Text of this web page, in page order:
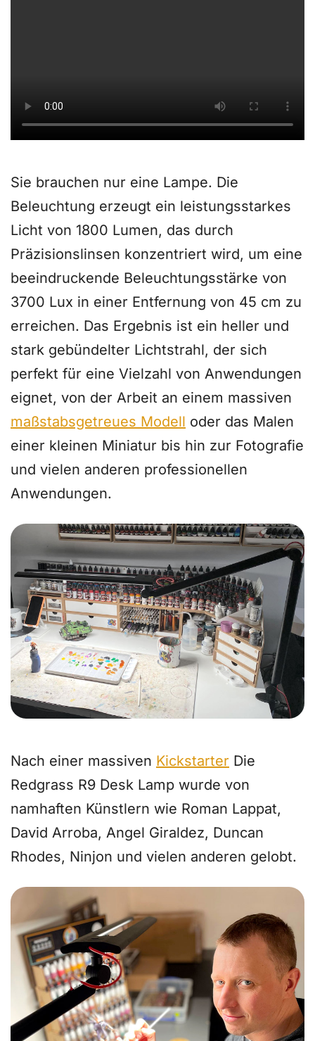
Sie brauchen nur eine Lampe. Die
Beleuchtung erzeugt ein leistungsstarkes
Licht von 1800 Lumen, das durch
Präzisionslinsen konzentriert wird, um eine
beeindruckende Beleuchtungsstärke von
3700 Lux in einer Entfernung von 45 cm zu
erreichen. Das Ergebnis ist ein heller und
stark gebündelter Lichtstrahl, der sich
perfekt für eine Vielzahl von Anwendungen
eignet, von der Arbeit an einem massiven
maßstabsgetreues Modell oder das Malen
einer kleinen Miniatur bis hin zur Fotografie
und vielen anderen professionellen
Anwendungen.
Nach einer massiven Kickstarter Die
Redgrass R9 Desk Lamp wurde von
namhaften Künstlern wie Roman Lappat,
David Arroba, Angel Giraldez, Duncan
Rhodes, Ninjon und vielen anderen gelobt.